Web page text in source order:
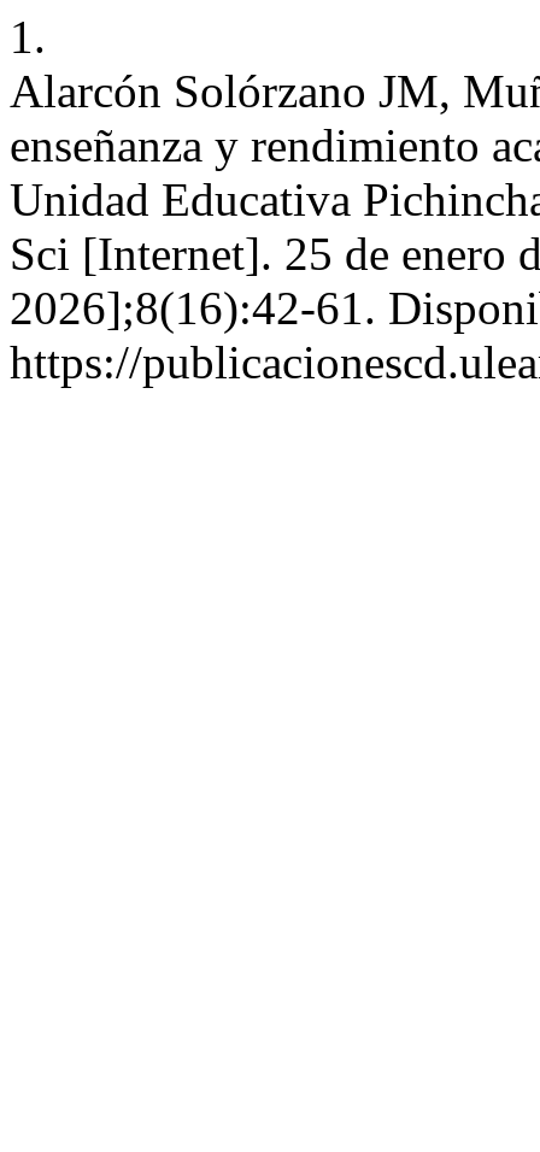
1.
Alarcón Solórzano JM,
enseñanza y rendimiento
Unidad Educativa
Sci [Internet]. 25 de enero
2026];8(16):42-61.
https://